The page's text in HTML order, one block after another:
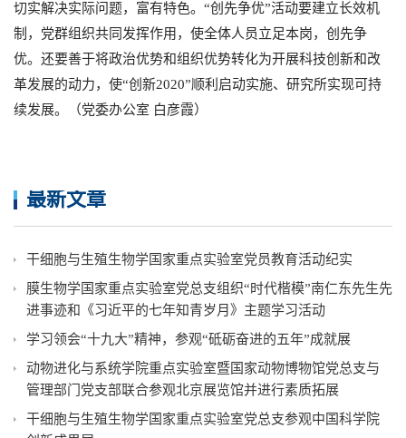
切实解决实际问题，富有特色。“创先争优”活动要建立长效机
制，党群组织共同发挥作用，使全体人员立足本岗，创先争
优。还要善于将政治优势和组织优势转化为开展科技创新和改
革发展的动力，使“创新2020”顺利启动实施、研究所实现可持
续发展。（党委办公室 白彦霞）
最新文章
干细胞与生殖生物学国家重点实验室党员教育活动纪实
膜生物学国家重点实验室党总支组织“时代楷模”南仁东先生先
进事迹和《习近平的七年知青岁月》主题学习活动
学习领会“十九大”精神，参观“砥砺奋进的五年”成就展
动物进化与系统学院重点实验室暨国家动物博物馆党总支与
管理部门党支部联合参观北京展览馆并进行素质拓展
干细胞与生殖生物学国家重点实验室党总支参观中国科学院